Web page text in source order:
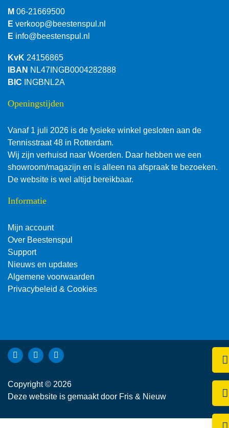
M 06-21669500
E verkoop@beestenspul.nl
E info@beestenspul.nl
KvK 24156865
IBAN NL47INGB0004282888
BIC INGBNL2A
Openingstijden
Vanaf 1 juli 2026 is de fysieke winkel gesloten aan de
Tennisstraat 48 in Rotterdam.
Wij zijn verhuisd naar Woerden. Daar hebben we een
showroom/magazijn en is alleen na afspraak te bezoeken.
De website is wel altijd bereikbaar.
Informatie
Mijn account
Over Beestenspul
Support
Nieuws en updates
Algemene voorwaarden
Privacybeleid & Cookies
Bekijk Facebook van Beestenspul dierensport en -
Bekijk Instagram van Beestenspul dierensport en -
Bekijk YouTube van Beestenspul dierensport en
Copyright © 2026
Deze website is gemaakt door Fris & Nieuw